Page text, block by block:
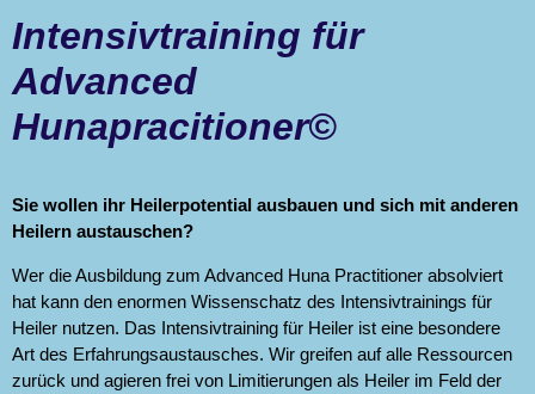
Intensivtraining für
Advanced
Hunapracitioner©
Sie wollen ihr Heilerpotential ausbauen und sich mit anderen
Heilern austauschen?
Wer die Ausbildung zum Advanced Huna Practitioner absolviert
hat kann den enormen Wissenschatz des Intensivtrainings für
Heiler nutzen. Das Intensivtraining für Heiler ist eine besondere
Art des Erfahrungsaustausches. Wir greifen auf alle Ressourcen
zurück und agieren frei von Limitierungen als Heiler im Feld der